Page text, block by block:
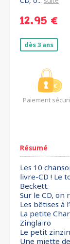
12.95 €
dès 3 ans
Paiement
Résumé
Les 10
livre-CD ! Le
Beckett.
Sur le CD, on
Les bêtises à
La petite
Zinglaïro
Le petit zinzin
Une miette